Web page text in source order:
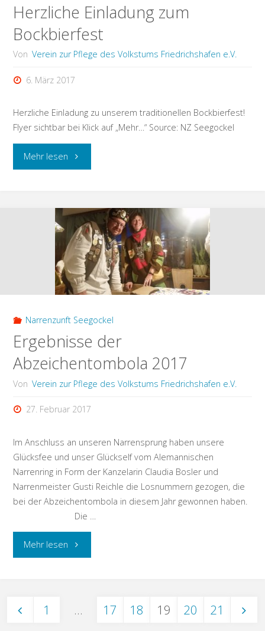
Herzliche Einladung zum
Bockbierfest
Von Verein zur Pflege des Volkstums Friedrichshafen e.V.
6. März 2017
Herzliche Einladung zu unserem traditionellen Bockbierfest!
Flyer sichtbar bei Klick auf „Mehr…“ Source: NZ Seegockel
Mehr lesen"Herzliche
zum
Bockbierfest"
Narrenzunft Seegockel
Ergebnisse der
Abzeichentombola 2017
Von Verein zur Pflege des Volkstums Friedrichshafen e.V.
27. Februar 2017
Im Anschluss an unseren Narrensprung haben unsere
Glücksfee und unser Glückself vom Alemannischen
Narrenring in Form der Kanzelarin Claudia Bosler und
Narrenmeister Gusti Reichle die Losnummern gezogen, die
bei der Abzeichentombola in diesem Jahr gewonnen haben.
Die …
Mehr lesen"Ergebnisse
1 … 17 18 19 20 21